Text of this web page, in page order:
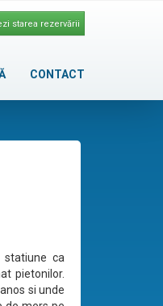
starea rezervării
CONTACT
ca
pietonilor.
si unde